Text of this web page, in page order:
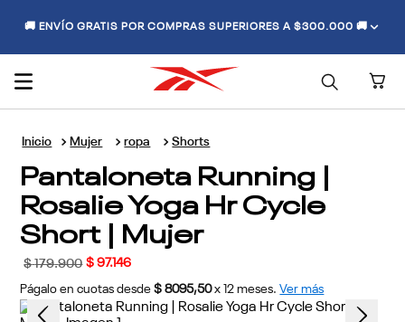
🚚 ENVÍO GRATIS POR COMPRAS SUPERIORES A $300.000 🚚
Mujer ropa Shorts
Pantaloneta Running |
Rosalie Yoga Hr Cycle
Short | Mujer
$ 179.900 $ 97.146
Págalo en cuotas desde $ 8095,50 x 12 meses. Ver más